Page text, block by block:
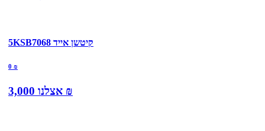
5KSB7068 קיטשן אייד
0 ₪
אצלנו 3,000 ₪